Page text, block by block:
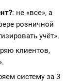
: не «все», а
розничной
учёт».
клиентов,
систему за 3